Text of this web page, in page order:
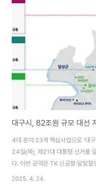
끄기…시민 선택 강조장동혁 국민
역 국회의원 12명과 비공개 회의
보를 미리 정해두고 기존 중진 의원
돌며 갈등이 커졌기 때문이..
4대 분야 23개 핵심사업으로 '대
24일(목), 제21대 대통령 선거를
다. 이번 공약은 TK 신공항·달빛철
과 미래 성장을 위한 대형 국책사
2025. 4. 24.